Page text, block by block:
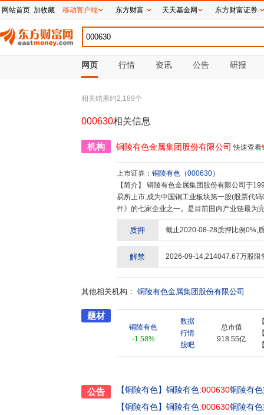
网页 行情 资讯 公告 研报
相关结果约2,189个
000630相关信息
机构 铜陵有色金属集团股份有限公司 快速查看
上市证券： 铜陵有色 （000630）
【简介】
易所上市,成为中国铜工业板块第一股(股票代
件》的七家企业之一。是目前国内产业链最为
业资本结构布局,使公司具备很强抗风险能力
国内外市场,是一个国际化的开放型的现代国
热情怀,践行绿色发展的价值取向,努力以优质
遇,坚持创新驱动,加快调结构、转方式、促升
利用示范基地,打造全球知名的“铜冠”品牌。
质押 截止2020-08-28质押比例0%,
解禁 2026-09-14,214047.67万股限
其他相关机构： 铜陵有色金属集团股份有限公司
题材
铜陵有色
-1.58%
数据
行情
股吧
总市值
918.55亿
公告 【铜陵有色】 铜陵有色:000630铜陵有
【铜陵有色】 铜陵有色:000630铜陵有
网站首页 加收藏 移动客户端 东方财富 天天基金网 东方财富证券